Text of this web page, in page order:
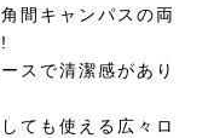
間キャンパスの両
スで清潔感があり
ても使える広々ロ